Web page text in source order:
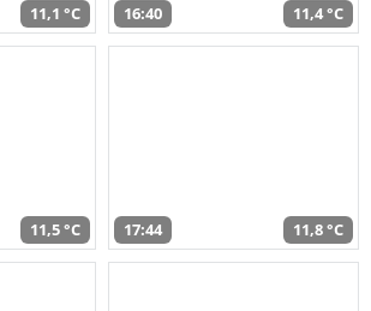
11,1 °C 16:40 11,4 °C
11,5 °C 17:44 11,8 °C